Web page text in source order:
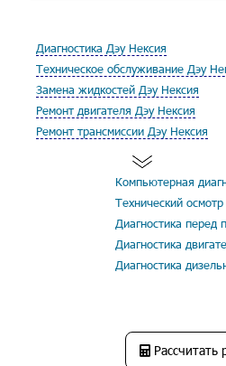
Диагностика Дэу Нексия
Техническое обслуживание Дэу
Замена жидкостей Дэу Нексия
Ремонт двигателя Дэу Нексия
Ремонт трансмиссии Дэу Нексия
Компьютерная
Технический
Диагностика перед
Диагностика
Диагностика
Рассчитать